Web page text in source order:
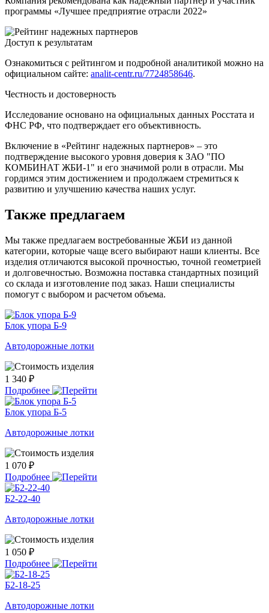
программы «Лучшее предприятие отрасли 2022»
Доступ к результатам
Ознакомиться с рейтингом и подробной аналитикой можно на
официальном сайте: analit-centr.ru/7724858646.
Честность и достоверность
Исследование основано на официальных данных Росстата и
ФНС РФ, что подтверждает его объективность.
Включение в «Рейтинг надежных партнеров» – это
подтверждение высокого уровня доверия к ЗАО "ПО
КОМБИНАТ ЖБИ-1" и его значимой роли в отрасли. Мы
гордимся этим достижением и продолжаем стремиться к
развитию и улучшению качества наших услуг.
Также предлагаем
Мы также предлагаем востребованные ЖБИ из данной
категории, которые чаще всего выбирают наши клиенты. Все
изделия отличаются высокой прочностью, точной геометрией
и долговечностью. Возможна поставка стандартных позиций
со склада и изготовление под заказ. Наши специалисты
помогут с выбором и расчетом объема.
Блок упора Б-9
Автодорожные лотки
1 340 ₽
Подробнее
Блок упора Б-5
Автодорожные лотки
1 070 ₽
Подробнее
Б2-22-40
Автодорожные лотки
1 050 ₽
Подробнее
Б2-18-25
Автодорожные лотки